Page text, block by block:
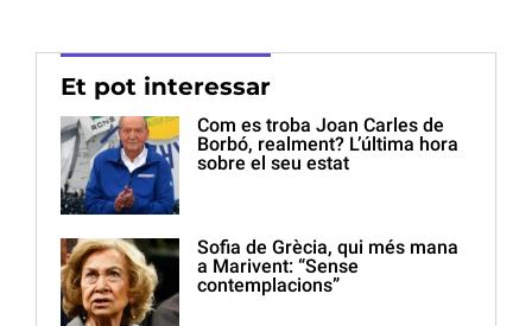
Et pot interessar
Com es troba Joan Carles de
Borbó, realment? L’última hora
sobre el seu estat
Sofia de Grècia, qui més mana
a Marivent: “Sense
contemplacions”